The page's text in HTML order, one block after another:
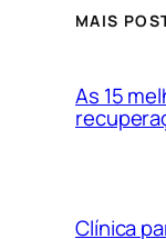
MAIS
As 15
Clínica